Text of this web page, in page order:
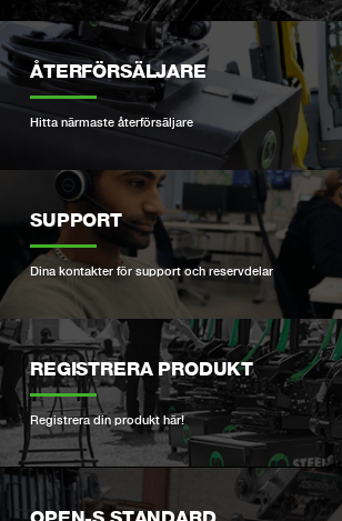
ÅTERFÖRSÄLJARE
Hitta närmaste återförsäljare
SUPPORT
Dina kontakter för support och reservdelar
REGISTRERA PRODUKT
Registrera din produkt här!